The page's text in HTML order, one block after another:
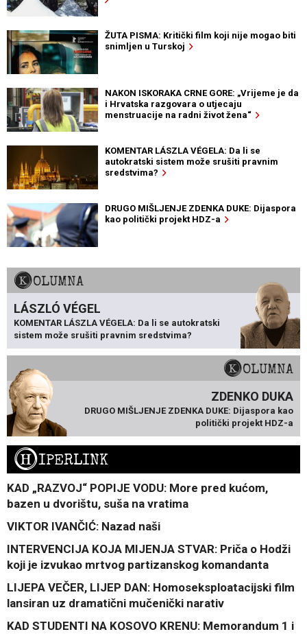
ŽUTA PISMA: Kritički film koji nije mogao biti
snimljen u Turskoj
NAKON ISKORAKA CRNE GORE: „Vrijeme je da
i Hrvatska razgovara o utjecaju
menstruacije na radni život žena“
KOMENTAR LÁSZLA VÉGELA: Da li se
autokratski sistem može srušiti pravnim
sredstvima?
DRUGO MIŠLJENJE ZDENKA DUKE: Dijaspora
kao politički projekt HDZ-a
KOLUMNA
LÁSZLÓ VÉGEL
KOMENTAR LÁSZLA VÉGELA: Da li se autokratski
sistem može srušiti pravnim sredstvima?
KOLUMNA
ZDENKO DUKA
DRUGO MIŠLJENJE ZDENKA DUKE: Dijaspora kao
politički projekt HDZ-a
HIPERLINK
KAD „RAZVOJ“ POPIJE VODU: More pred kućom,
bazen u dvorištu, suša na vratima
VIKTOR IVANČIĆ: Nazad naši
INTERVENCIJA KOJA MIJENJA STVAR: Priča o Hodži
koji je izvukao mrtvog partizanskog komandanta
LIJEPA VEČER, LIJEP DAN: Homoseksploatacijski film
lansiran uz dramatični mučenički narativ
KAD STUDENTI NA KOSOVO KRENU: Memorandum 1 i